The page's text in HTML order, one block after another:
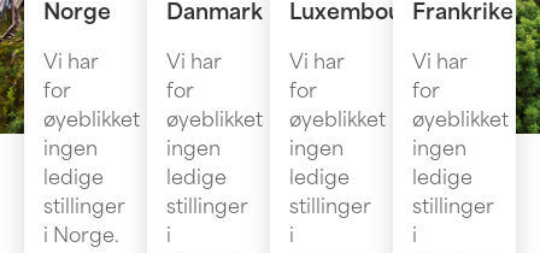
Norge
Vi har
for
øyeblikket
ingen
ledige
stillinger
i Norge.
Danmark
Vi har
for
øyeblikket
ingen
ledige
stillinger
i
Luxembourg
Vi har
for
øyeblikket
ingen
ledige
stillinger
i
Frankrike
Vi har
for
øyeblikket
ingen
ledige
stillinger
i